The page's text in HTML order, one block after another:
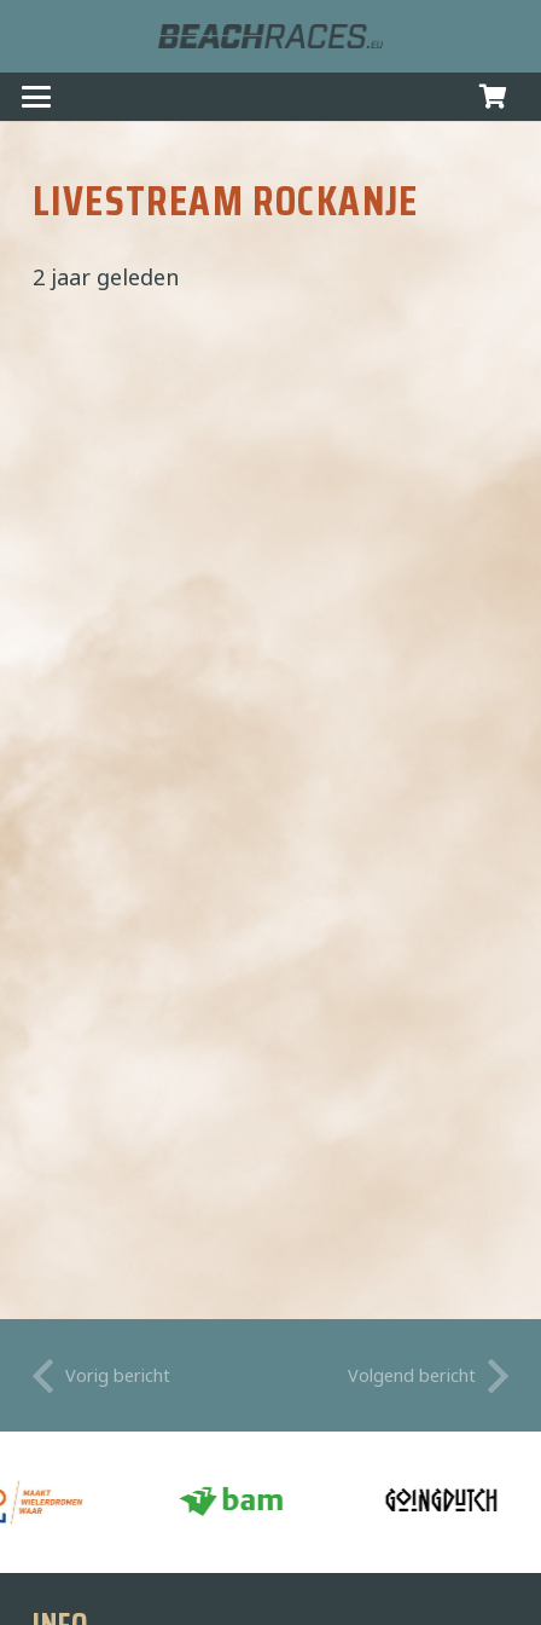
LIVESTREAM ROCKANJE
2 jaar geleden
Vorig bericht Volgend bericht